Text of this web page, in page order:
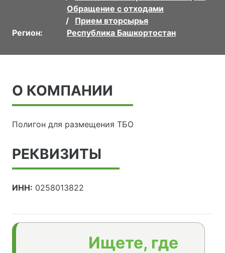
Обращение с отходами
Прием вторсырья
Регион:
Республика Башкортостан
О КОМПАНИИ
Полигон для размещения ТБО
РЕКВИЗИТЫ
ИНН: 0258013822
Ищете, где